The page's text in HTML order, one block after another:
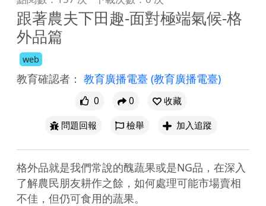
跟著農夫下田趣-面對極端氣候-格
外品篇
web
教育確認者： 教育廣播電臺 (教育廣播電臺)
0 0
收藏
問題回報
檢舉 加入追蹤
格外品就是我們常說的醜蔬果或是NG品，在深入
了解農民朋友耕作之餘，如何處理可能市場賣相
不佳，但仍可食用的蔬果。